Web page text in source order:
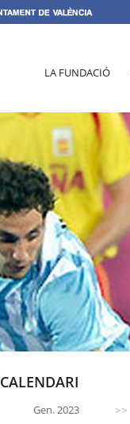
LA FUNDACIÓ
CALENDARI
Gen. 2023 >>